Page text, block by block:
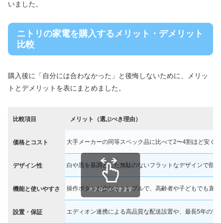
いました。
ニトリの家電を購入するメリット・デメリット
比較
購入後に「自分には合わなかった」と後悔しないために、メリッ
トとデメリットを表にまとめました。
比較項目 メリット（選ぶべき理由）
価格とコスト 大手メーカーの同等スペック品に比べて2〜4割ほど安く
デザイン性 白や黒を基調とした無駄のないフラットなデザインで部
機能と使いやすさ 操作ボタンが少なくシンプルで、高齢者や子どもでも直
設置・保証 エディオン連携による高品質な配送設置や、最長5年の安
スクロールできます